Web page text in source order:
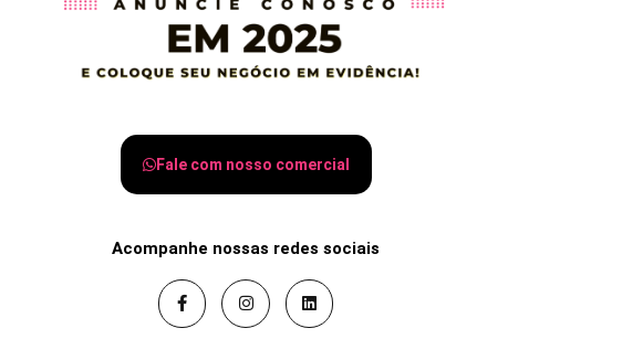
Fale com nosso comercial
Acompanhe nossas redes sociais